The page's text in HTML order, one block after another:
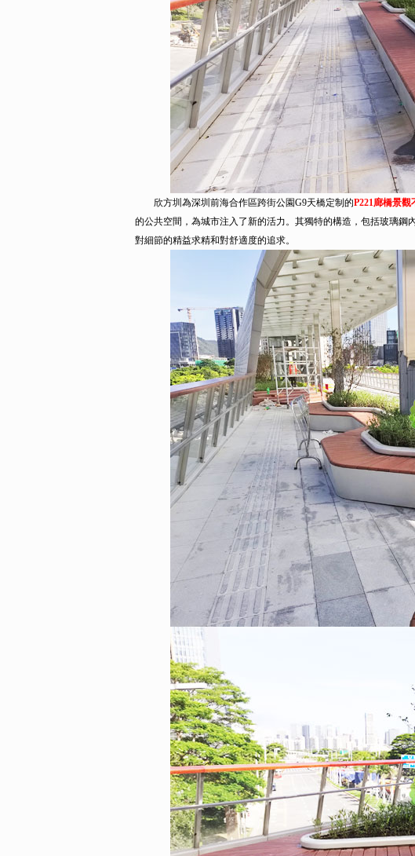
欣方圳為深圳前海合作區跨街公園G9天橋定制的P221廊橋景
的公共空間，為城市注入了新的活力。其獨特的構造，包括玻璃
對細節的精益求精和對舒適度的追求。